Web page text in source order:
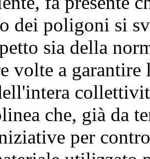
dei poligoni si
sia della
volte a garantire
che, già da
per